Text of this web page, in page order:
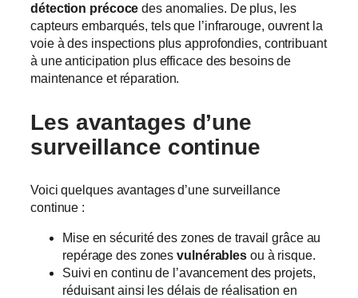
détection précoce des anomalies. De plus, les
capteurs embarqués, tels que l’infrarouge, ouvrent la
voie à des inspections plus approfondies, contribuant
à une anticipation plus efficace des besoins de
maintenance et réparation.
Les avantages d’une
surveillance continue
Voici quelques avantages d’une surveillance
continue :
Mise en sécurité des zones de travail grâce au
repérage des zonesvulnérables ou à risque.
Suivi en continu de l’avancement des projets,
réduisant ainsi les délais de réalisation en